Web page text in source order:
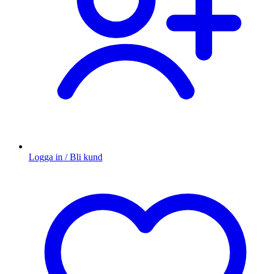
Logga in / Bli kund